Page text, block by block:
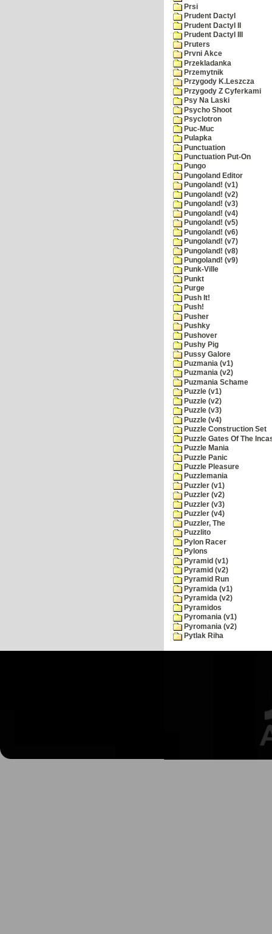
Prsi
Prudent Dactyl
Prudent Dactyl II
Prudent Dactyl III
Pruters
Prvni Akce
Przekladanka
Przemytnik
Przygody K.Leszcza
Przygody Z Cyferkami
Psy Na Laski
Psycho Shoot
Psyclotron
Puc-Muc
Pulapka
Punctuation
Punctuation Put-On
Pungo
Pungoland Editor
Pungoland! (v1)
Pungoland! (v2)
Pungoland! (v3)
Pungoland! (v4)
Pungoland! (v5)
Pungoland! (v6)
Pungoland! (v7)
Pungoland! (v8)
Pungoland! (v9)
Punk-Ville
Punkt
Purge
Push It!
Push!
Pusher
Pushky
Pushover
Pushy Pig
Pussy Galore
Puzmania (v1)
Puzmania (v2)
Puzmania Schame
Puzzle (v1)
Puzzle (v2)
Puzzle (v3)
Puzzle (v4)
Puzzle Construction Set
Puzzle Gates Of The
Puzzle Mania
Puzzle Panic
Puzzle Pleasure
Puzzlemania
Puzzler (v1)
Puzzler (v2)
Puzzler (v3)
Puzzler (v4)
Puzzler, The
Puzzlito
Pylon Racer
Pylons
Pyramid (v1)
Pyramid (v2)
Pyramid Run
Pyramida (v1)
Pyramida (v2)
Pyramidos
Pyromania (v1)
Pyromania (v2)
Pytlak Riha